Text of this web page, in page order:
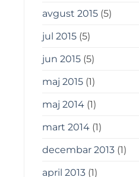
avgust 2015(5)
jul 2015(5)
jun 2015(5)
maj 2015(1)
maj 2014(1)
mart 2014(1)
decembar 2013(1)
april 2013(1)